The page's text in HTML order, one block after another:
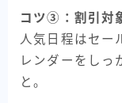
コツ③：割引対
人気日程はセー
レンダーをしっ
と。